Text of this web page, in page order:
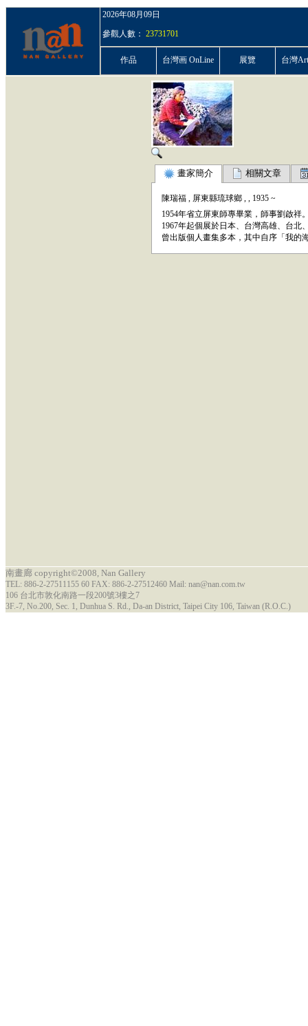
2026年08月09日
參觀人數： 23731701
作品 台灣画 OnLine 展覽 台灣
畫家簡介 相關文章
陳瑞福 , 屏東縣琉球鄉 , , 1935 ~
1954年省立屏東師專畢業，師事劉啟祥
1967年起個展於日本、台灣高雄、台北
曾出版個人畫集多本，其中自序「我的
南畫廊 copyright©2008, Nan Gallery
TEL: 886-2-27511155 60 FAX: 886-2-27512460 Mail: nan@nan.com.tw
106 台北市敦化南路一段200號3樓之7
3F.-7, No.200, Sec. 1, Dunhua S. Rd., Da-an District, Taipei City 106, Taiwan (R.O.C.)